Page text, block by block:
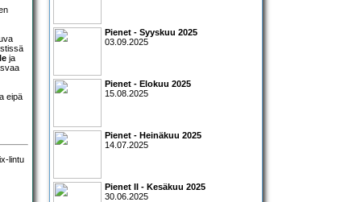
ja
eipä
Pienet - Syyskuu 2025
03.09.2025
Pienet - Elokuu 2025
15.08.2025
Pienet - Heinäkuu 2025
14.07.2025
Pienet II - Kesäkuu 2025
30.06.2025